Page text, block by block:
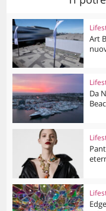
Art
Da